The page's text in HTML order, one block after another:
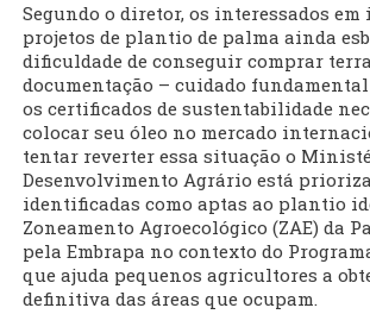
Segundo o diretor, os interessados
projetos de plantio de palma ainda
dificuldade de conseguir comprar
documentação – cuidado
os certificados de sustentabilidade
colocar seu óleo no mercado
tentar reverter essa situação o
Desenvolvimento Agrário está
identificadas como aptas ao plantio
Zoneamento Agroecológico (ZAE) da
pela Embrapa no contexto do
que ajuda pequenos agricultores a
definitiva das áreas que ocupam.